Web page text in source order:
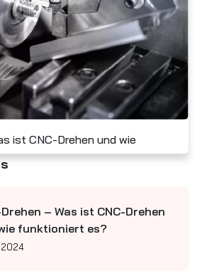
ist CNC-Drehen und wie
Drehen – Was ist CNC-Drehen
funktioniert es?